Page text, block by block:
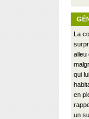
La
alleu
qui
en
un